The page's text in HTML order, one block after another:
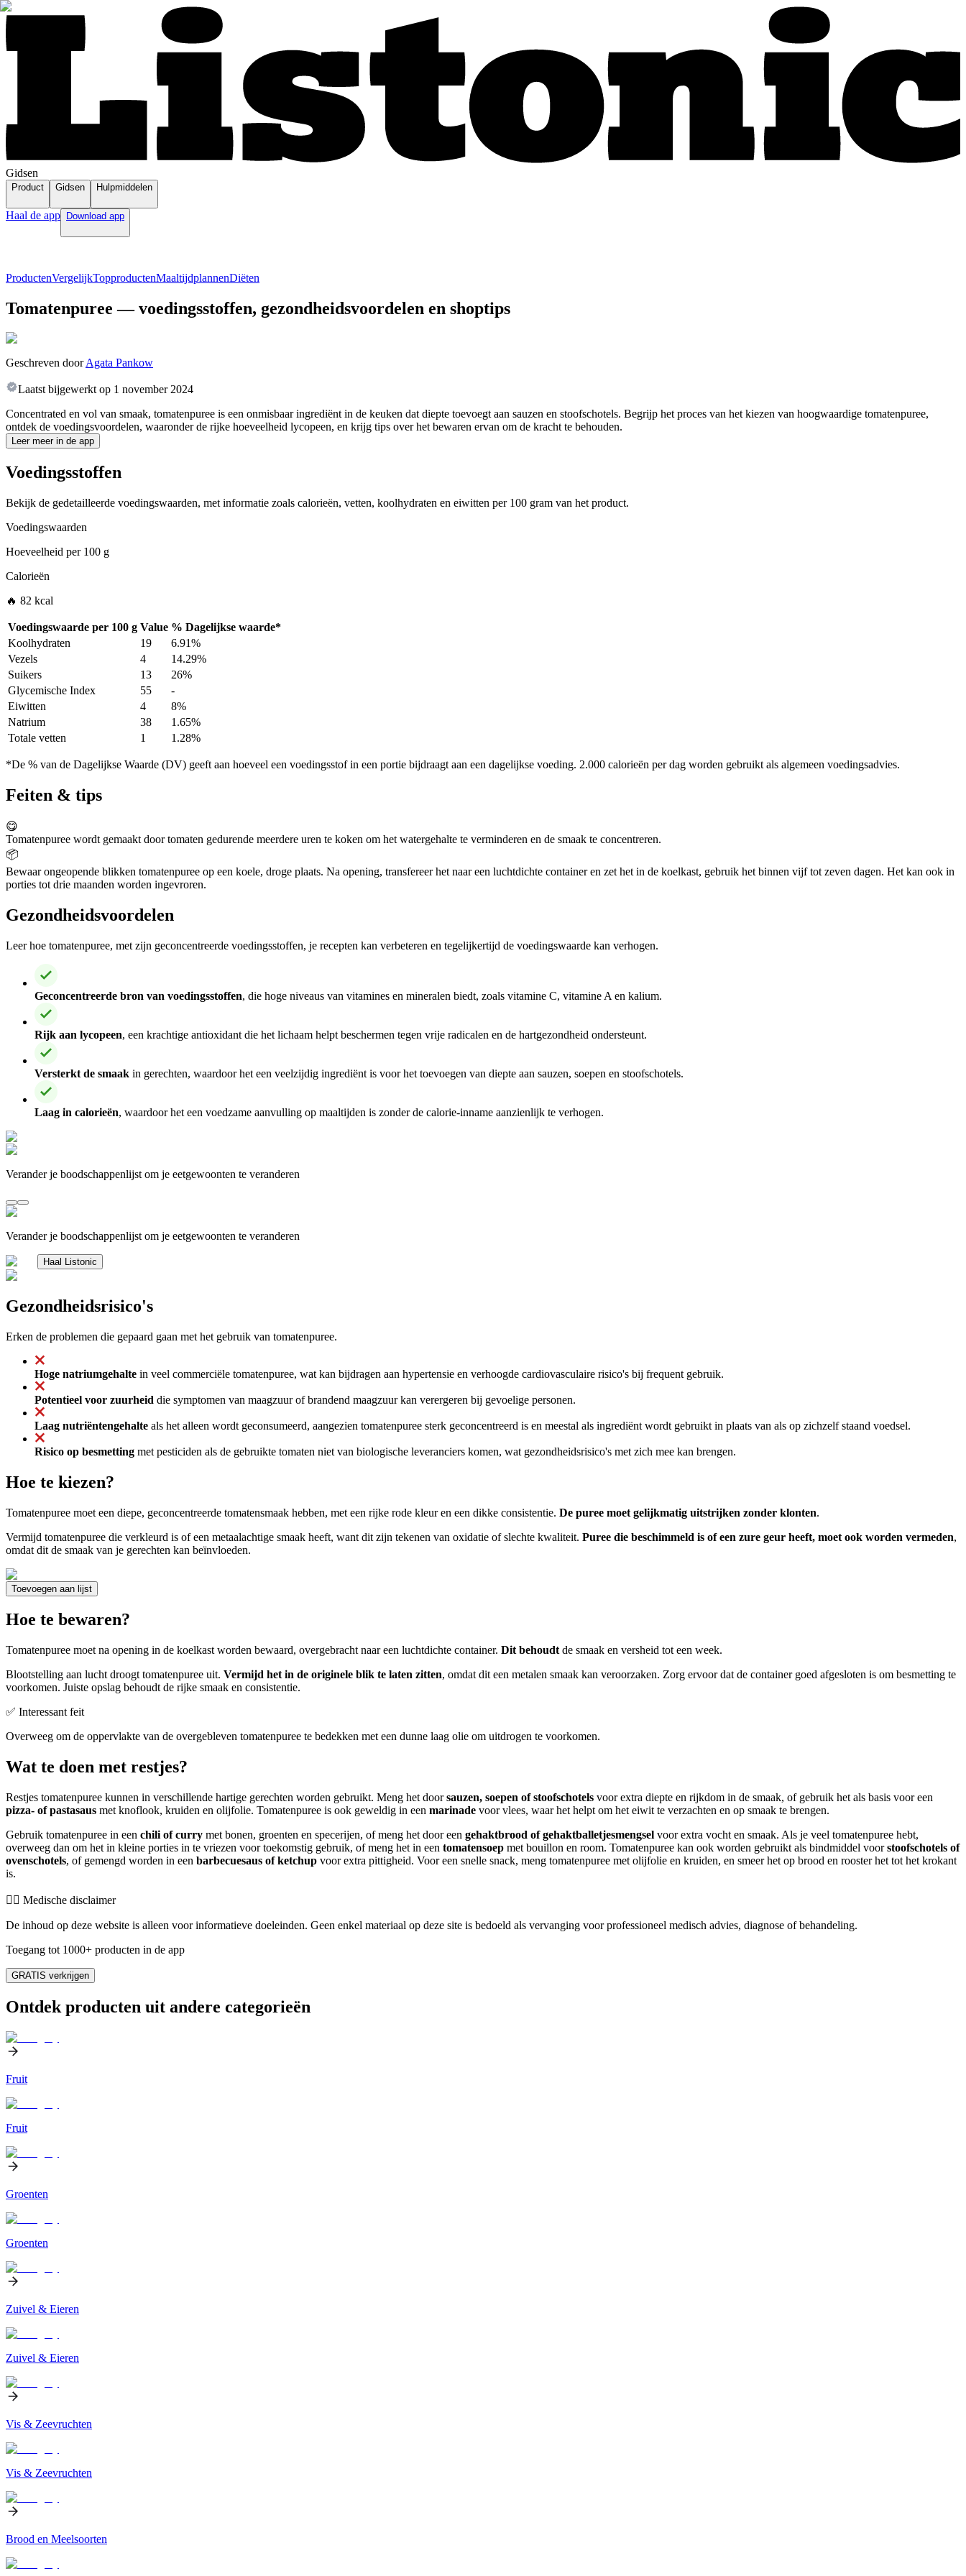
Gidsen
Product Gidsen Hulpmiddelen
Haal de app Download app
ProductenVergelijkTopproductenMaaltijdplannenDiëten
Tomatenpuree — voedingsstoffen, gezondheidsvoordelen en shoptips
Geschreven doorAgata Pankow
Laatst bijgewerkt op 1 november 2024
Concentrated en vol van smaak, tomatenpuree is een onmisbaar ingrediënt in de keuken dat diepte toevoegt aan sauzen en stoofschotels. Begrijp het proces van het kiezen van hoogwaardige tomatenpuree,
ontdek de voedingsvoordelen, waaronder de rijke hoeveelheid lycopeen, en krijg tips over het bewaren ervan om de kracht te behouden.
Leer meer in de app
Voedingsstoffen
Bekijk de gedetailleerde voedingswaarden, met informatie zoals calorieën, vetten, koolhydraten en eiwitten per 100 gram van het product.
Voedingswaarden
Hoeveelheid per100 g
Calorieën
🔥 82 kcal
Voedingswaarde per 100 g Value % Dagelijkse waarde*
Koolhydraten
19
6.91%
Vezels
4
14.29%
Suikers
13
26%
Glycemische Index
55
-
Eiwitten
4
8%
Natrium
38
1.65%
Totale vetten
1 1.28%
*De % van de Dagelijkse Waarde (DV) geeft aan hoeveel een voedingsstof in een portie bijdraagt aan een dagelijkse voeding. 2.000 calorieën per dag worden gebruikt als algemeen voedingsadvies.
Feiten & tips
😋
Tomatenpuree wordt gemaakt door tomaten gedurende meerdere uren te koken om het watergehalte te verminderen en de smaak te concentreren.
📦
Bewaar ongeopende blikken tomatenpuree op een koele, droge plaats. Na opening, transfereer het naar een luchtdichte container en zet het in de koelkast, gebruik het binnen vijf tot zeven dagen. Het kan ook in
porties tot drie maanden worden ingevroren.
Gezondheidsvoordelen
Leer hoe tomatenpuree, met zijn geconcentreerde voedingsstoffen, je recepten kan verbeteren en tegelijkertijd de voedingswaarde kan verhogen.
Geconcentreerde bron van voedingsstoffen, die hoge niveaus van vitamines en mineralen biedt, zoals vitamine C, vitamine A en kalium.
Rijk aan lycopeen, een krachtige antioxidant die het lichaam helpt beschermen tegen vrije radicalen en de hartgezondheid ondersteunt.
Versterkt de smaak in gerechten, waardoor het een veelzijdig ingrediënt is voor het toevoegen van diepte aan sauzen, soepen en stoofschotels.
Laag in calorieën, waardoor het een voedzame aanvulling op maaltijden is zonder de calorie-inname aanzienlijk te verhogen.
Verander je boodschappenlijst om je eetgewoonten te veranderen
Verander je boodschappenlijst om je eetgewoonten te veranderen
Haal Listonic
Gezondheidsrisico's
Erken de problemen die gepaard gaan met het gebruik van tomatenpuree.
Hoge natriumgehalte in veel commerciële tomatenpuree, wat kan bijdragen aan hypertensie en verhoogde cardiovasculaire risico's bij frequent gebruik.
Potentieel voor zuurheid die symptomen van maagzuur of brandend maagzuur kan verergeren bij gevoelige personen.
Laag nutriëntengehalte als het alleen wordt geconsumeerd, aangezien tomatenpuree sterk geconcentreerd is en meestal als ingrediënt wordt gebruikt in plaats van als op zichzelf staand voedsel.
Risico op besmetting met pesticiden als de gebruikte tomaten niet van biologische leveranciers komen, wat gezondheidsrisico's met zich mee kan brengen.
Hoe te kiezen?
Tomatenpuree moet een diepe, geconcentreerde tomatensmaak hebben, met een rijke rode kleur en een dikke consistentie. De puree moet gelijkmatig uitstrijken zonder klonten.
Vermijd tomatenpuree die verkleurd is of een metaalachtige smaak heeft, want dit zijn tekenen van oxidatie of slechte kwaliteit. Puree die beschimmeld is of een zure geur heeft, moet ook worden vermeden,
omdat dit de smaak van je gerechten kan beïnvloeden.
Toevoegen aan lijst
Hoe te bewaren?
Tomatenpuree moet na opening in de koelkast worden bewaard, overgebracht naar een luchtdichte container. Dit behoudt de smaak en versheid tot een week.
Blootstelling aan lucht droogt tomatenpuree uit. Vermijd het in de originele blik te laten zitten, omdat dit een metalen smaak kan veroorzaken. Zorg ervoor dat de container goed afgesloten is om besmetting te
voorkomen. Juiste opslag behoudt de rijke smaak en consistentie.
✅ Interessant feit
Overweeg om de oppervlakte van de overgebleven tomatenpuree te bedekken met een dunne laag olie om uitdrogen te voorkomen.
Wat te doen met restjes?
Restjes tomatenpuree kunnen in verschillende hartige gerechten worden gebruikt. Meng het doorsauzen, soepen of stoofschotels voor extra diepte en rijkdom in de smaak, of gebruik het als basis voor een
pizza- of pastasaus met knoflook, kruiden en olijfolie. Tomatenpuree is ook geweldig in een marinade voor vlees, waar het helpt om het eiwit te verzachten en op smaak te brengen.
Gebruik tomatenpuree in een chili of curry met bonen, groenten en specerijen, of meng het door een gehaktbrood of gehaktballetjesmengsel voor extra vocht en smaak. Als je veel tomatenpuree hebt,
overweeg dan om het in kleine porties in te vriezen voor toekomstig gebruik, of meng het in een tomatensoep met bouillon en room. Tomatenpuree kan ook worden gebruikt als bindmiddel voorstoofschotels of
ovenschotels, of gemengd worden in een barbecuesaus of ketchup voor extra pittigheid. Voor een snelle snack, meng tomatenpuree met olijfolie en kruiden, en smeer het op brood en rooster het tot het krokant
is.
👨‍⚕️️ Medische disclaimer
De inhoud op deze website is alleen voor informatieve doeleinden. Geen enkel materiaal op deze site is bedoeld als vervanging voor professioneel medisch advies, diagnose of behandeling.
Toegang tot 1000+ producten in de app
GRATIS verkrijgen
Ontdek producten uit andere categorieën
Fruit
Fruit
Groenten
Groenten
Zuivel & Eieren
Zuivel & Eieren
Vis & Zeevruchten
Vis & Zeevruchten
Brood en Meelsoorten